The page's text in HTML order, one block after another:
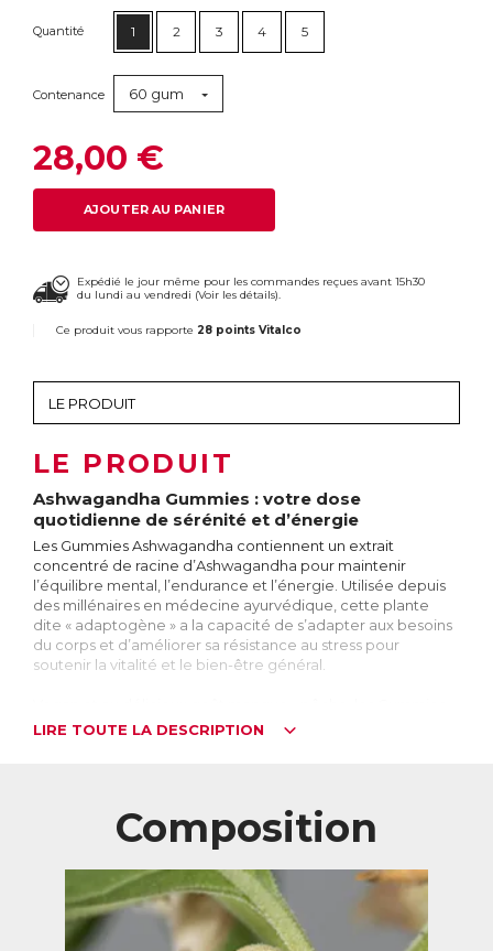
Quantité 1 2 3 4 5
Contenance 60 gum
28,00 €
AJOUTER AU PANIER
Expédié le jour même pour les commandes reçues avant 15h30
du lundi au vendredi (Voir les détails).
Ce produit vous rapporte 28 points Vitalco
LE PRODUIT
Ashwagandha Gummies : votre dose
quotidienne de sérénité et d’énergie
Les Gummies Ashwagandha contiennent un extrait
concentré de racine d’Ashwagandha pour maintenir
l’équilibre mental, l’endurance et l’énergie. Utilisée depuis
des millénaires en médecine ayurvédique, cette plante
dite « adaptogène » a la capacité de s’adapter aux besoins
du corps et d’améliorer sa résistance au stress pour
soutenir la vitalité et le bien-être général.
Ashwagandha sont un moyen simple et agréable de
Ashwagandha Gummies est idéal pour :
→ les personnes sujettes au stress et à l’anxiété
→ les personnes qui souhaitent maintenir un sommeil
profond et réparateur
→ les personnes qui souhaitent se relaxer
→ les personnes qui veulent maintenir leurs niveaux
LIRE TOUTE LA DESCRIPTION
Composition